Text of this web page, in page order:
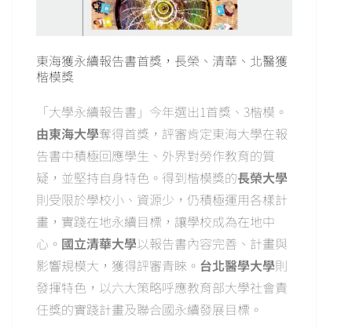
東海獲永續報告書首獎，長榮、清華、北醫獲
楷模獎
「大學永續報告書」今年選出1首獎、3楷模。
由東海大學奪得首獎，評審肯定東海大學在報
告書中積極回應學生、外界對勞作教育的質
疑，並堅持自身特色。得到楷模獎的長榮大學
則受限於學校小、資源少，仍積極運用各樣計
畫，實踐在地永續目標，讓學校成為在地中
心。 國立清華大學以報告書內容完善、計畫與
影響規模大，獲得評審青睞。 台北醫學大學則
發揮特色，以六大策略呼應教育部大學社會責
任獎的實踐計畫及聯合國永續發展目標。